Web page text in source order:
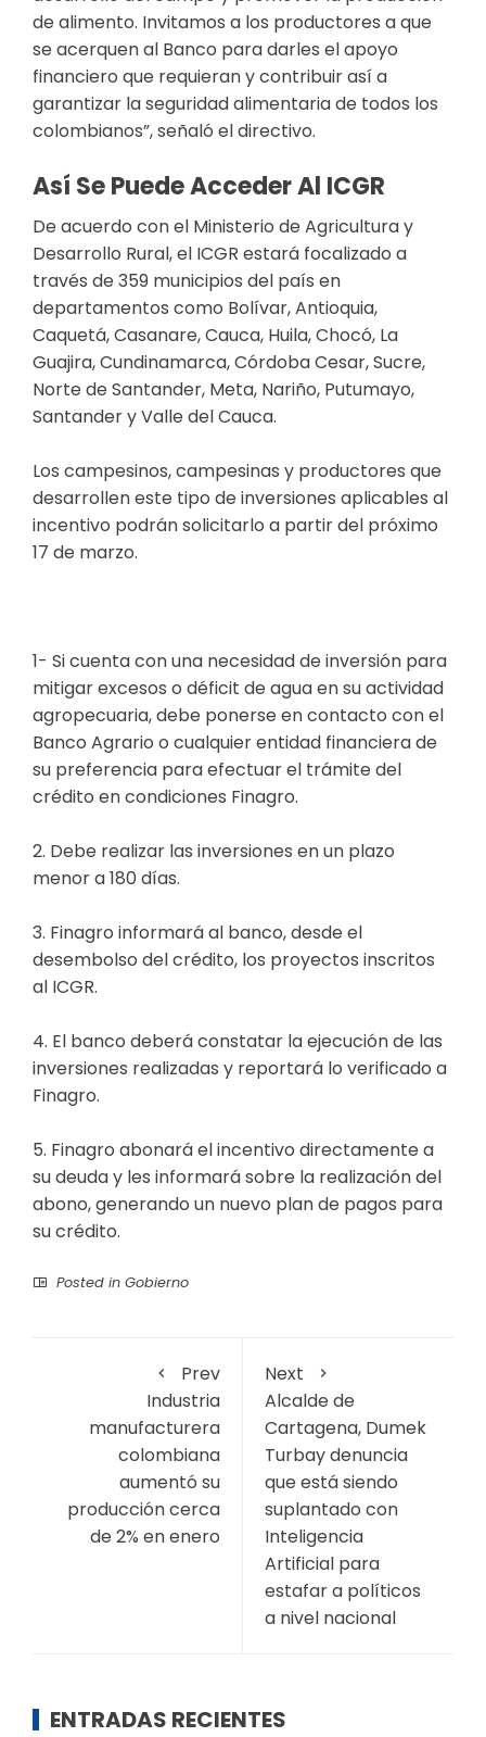
de alimento. Invitamos a los productores a que
se acerquen al Banco para darles el apoyo
financiero que requieran y contribuir así a
garantizar la seguridad alimentaria de todos los
colombianos”, señaló el directivo.
Así Se ​puede Acceder Al ICGR
​De acuerdo con el Ministerio de Agricultura y
Desarrollo Rural, el ICGR estará focalizado a
través de 359 municipios del país en
departamentos como Bolívar, Antioquia,
Caquetá, Casanare, Cauca, Huila, Chocó, La
Guajira, Cundinamarca, Córdoba Cesar, Sucre,
Norte de Santander, Meta, Nariño, Putumayo,
Santander y Valle del Cauca.
Los campesinos, campesinas y productores que
desarrollen este tipo de inversiones aplicables al
incentivo podrán solicitarlo a partir del próximo
17 de marzo.
1- Si cuenta con una necesidad de inversión para
mitigar excesos o déficit de agua en su actividad
agropecuaria, debe ponerse en contacto con el
Banco Agrario o cualquier entidad financiera de
su preferencia para efectuar el trámite del
crédito en condiciones Finagro.
2. Debe realizar las inversiones en un plazo
menor a 180 días.
3. Finagro informará al banco, desde el
desembolso del crédito, los proyectos inscritos
al ICGR.
4. El banco deberá constatar la ejecución de las
inversiones realizadas y reportará lo verificado a
Finagro.
5. Finagro abonará el incentivo directamente a
su deuda y les informará sobre la realización del
abono, generando un nuevo plan de pagos para
su crédito.
Posted in Gobierno
Prev
Industria
manufacturera
colombiana
aumentó su
producción cerca
de 2% en enero
Next
Alcalde de
Cartagena, Dumek
Turbay denuncia
que está siendo
suplantado con
Inteligencia
Artificial para
estafar a políticos
a nivel nacional
ENTRADAS RECIENTES